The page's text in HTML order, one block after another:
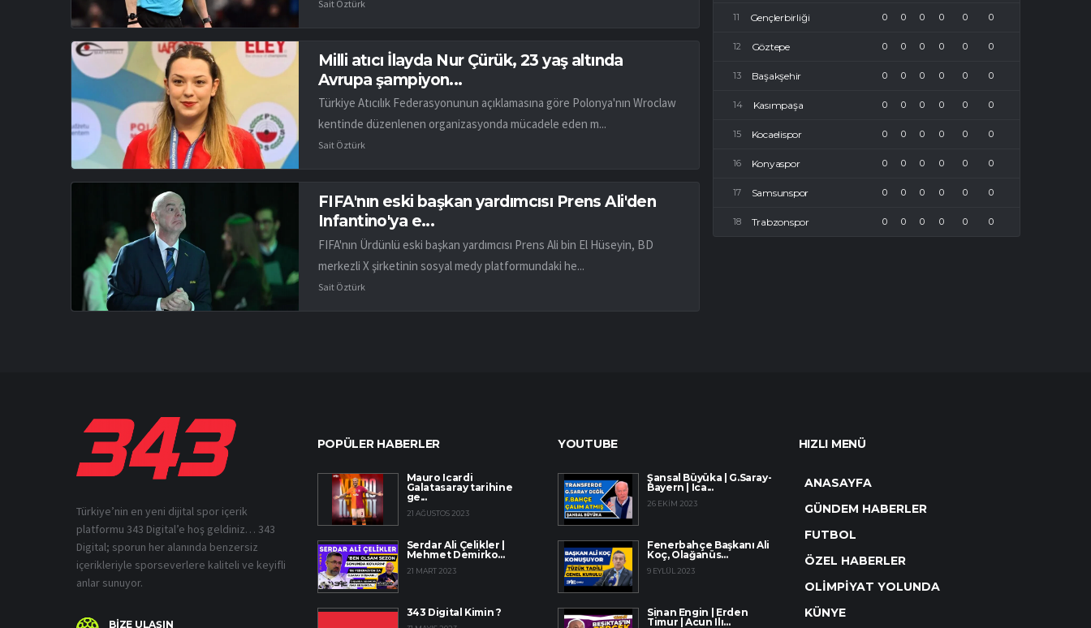
Sait Öztürk
Milli atıcı İlayda Nur Çürük, 23 yaş altında
Avrupa şampiyon...
Türkiye Atıcılık Federasyonunun açıklamasına göre Polonya'nın Wroclaw
kentinde düzenlenen organizasyonda mücadele eden m...
Sait Öztürk
FIFA'nın eski başkan yardımcısı Prens Ali'den
Infantino'ya e...
FIFA'nın Ürdünlü eski başkan yardımcısı Prens Ali bin El Hüseyin, BD
merkezli X şirketinin sosyal medy platformundaki he...
Sait Öztürk
Gençlerbirliği 0 0 0 0 0 0
Göztepe 0 0 0 0 0 0
Başakşehir 0 0 0 0 0 0
Kasımpaşa 0 0 0 0 0 0
Kocaelispor 0 0 0 0 0 0
Konyaspor 0 0 0 0 0 0
Samsunspor 0 0 0 0 0 0
Trabzonspor 0 0 0 0 0 0
Türkiye’nin en yeni dijital spor içerik
platformu 343 Digital’e hoş geldiniz… 343
Digital; sporun her alanında benzersiz
içerikleriyle sporseverlere kaliteli ve keyifli
anlar sunuyor.
BİZE ULAŞIN
POPÜLER HABERLER
Mauro Icardi
Galatasaray tarihine
ge...
21 AĞUSTOS 2023
Serdar Ali Çelikler |
Mehmet Demirko...
21 MART 2023
343 Digital Kimin ?
YOUTUBE
Şansal Büyüka | G.Saray-
Bayern | Ica...
26 EKIM 2023
Fenerbahçe Başkanı Ali
Koç, Olağanüs...
9 EYLÜL 2023
Sinan Engin | Erden
Timur | Acun Ilı...
HIZLI MENÜ
ANASAYFA
GÜNDEM HABERLER
FUTBOL
ÖZEL HABERLER
OLİMPİYAT YOLUNDA
KÜNYE